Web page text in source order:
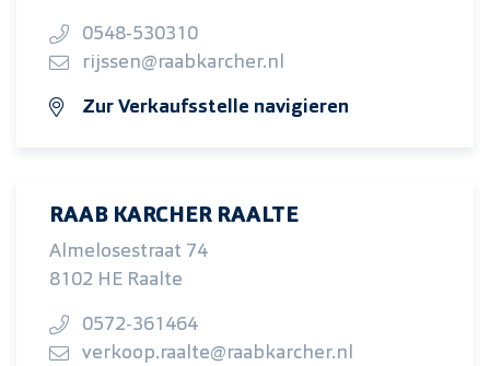
0548-530310
rijssen@raabkarcher.nl
Zur Verkaufsstelle navigieren
RAAB KARCHER RAALTE
Almelosestraat 74
8102 HE Raalte
0572-361464
verkoop.raalte@raabkarcher.nl